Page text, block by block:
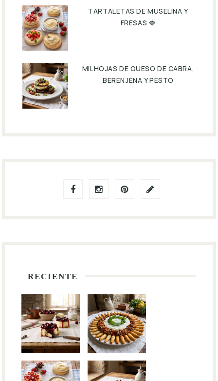
TARTALETAS DE MUSELINA Y
FRESAS 🍓
MILHOJAS DE QUESO DE CABRA,
BERENJENA Y PESTO
RECIENTE